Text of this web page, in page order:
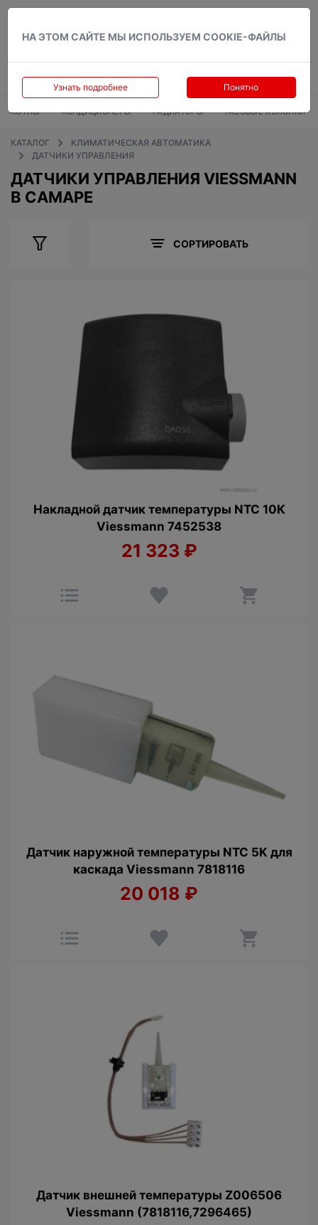
НА ЭТОМ САЙТЕ МЫ ИСПОЛЬЗУЕМ COOKIE-ФАЙЛЫ
Узнать подробнее Понятно
КОТЛЫ КОНДИЦИОНЕРЫ РАДИАТОРЫ ГАЗОВЫЕ КОЛОНКИ
КАТАЛОГ
КЛИМАТИЧЕСКАЯ АВТОМАТИКА
ДАТЧИКИ УПРАВЛЕНИЯ
ДАТЧИКИ УПРАВЛЕНИЯ VIESSMANN
В САМАРЕ
СОРТИРОВАТЬ
Накладной датчик температуры NTC 10К
Viessmann 7452538
21 323 ₽
Датчик наружной температуры NTC 5K для
каскада Viessmann 7818116
20 018 ₽
Датчик внешней температуры Z006506
Viessmann (7818116,7296465)